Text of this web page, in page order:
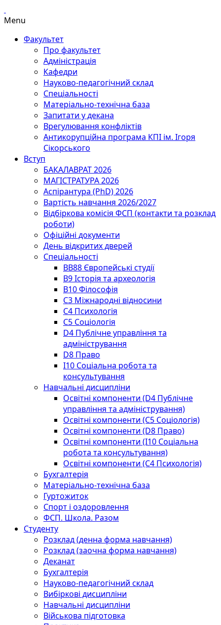
Menu
Факультет
Про факультет
Адміністрація
Кафедри
Науково-педагогічний склад
Спеціальності
Матеріально-технічна база
Запитати у декана
Врегулювання конфліктів
Антикорупційна програма КПІ ім. Ігоря
Сікорського
Вступ
БАКАЛАВРАТ 2026
МАГІСТРАТУРА 2026
Аспірантура (PhD) 2026
Вартість навчання 2026/2027
Відбіркова комісія ФСП (контакти та розклад
роботи)
Офіційні документи
День відкритих дверей
Спеціальності
BВ88 Європейські студії
B9 Історія та археологія
B10 Філософія
C3 Міжнародні відносини
C4 Психологія
С5 Соціологія
D4 Публічне управління та
адміністрування
D8 Право
I10 Соціальна робота та
консультування
Навчальні дисципліни
Освітні компоненти (D4 Публічне
управління та адміністрування)
Освітні компоненти (С5 Соціологія)
Освітні компоненти (D8 Право)
Освітні компоненти (I10 Соціальна
робота та консультування)
Освітні компоненти (С4 Психологія)
Бухгалтерія
Матеріально-технічна база
Гуртожиток
Спорт і оздоровлення
ФСП. Школа. Разом
Студенту
Розклад (денна форма навчання)
Розклад (заочна форма навчання)
Деканат
Бухгалтерія
Науково-педагогічний склад
Вибіркові дисципліни
Навчальні дисципліни
Військова підготовка